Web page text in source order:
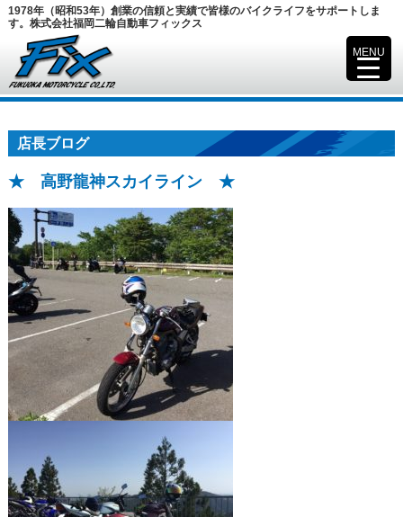
1978年（昭和53年）創業の信頼と実績で皆様のバイクライフをサポートしま
す。株式会社福岡二輪自動車フィックス
店長ブログ
★ 高野龍神スカイライン ★
MENU
▼